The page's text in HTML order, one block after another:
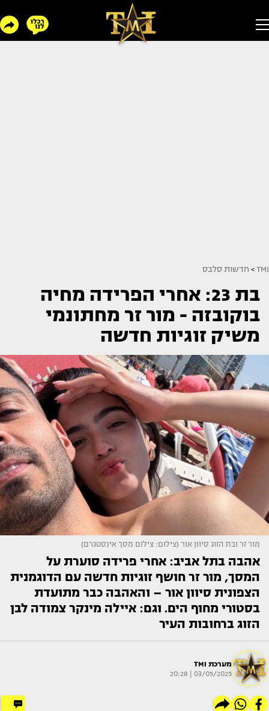
TMI
> חדשות סלבס
בת 23: אחרי הפרידה מחיה
בוקובזה - מור זר מחתונמי
משיק זוגיות חדשה
מור זר ובת הזוג סיוון אור (צילום: צילום מסך אינסטגרם)
אהבה בתל אביב: אחרי פרידה סוערת על
המסך, מור זר חושף זוגיות חדשה עם הדוגמנית
הצפונית סיוון אור – והאהבה כבר מתועדת
בסטורי מחוף הים. וגם: איילה מינקר צמודה לבן
הזוג ברחובות העיר
מערכת TMI
03/05/2025 | 20:28